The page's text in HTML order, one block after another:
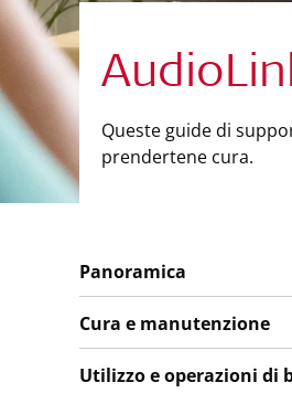
Queste guide di
prendertene cura.
Panoramica
Cura e manutenzione
Utilizzo e operazioni di